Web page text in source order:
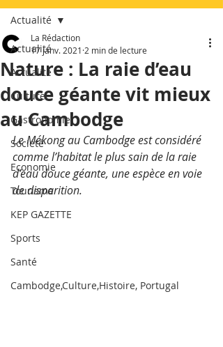
Actualité
Actualité
Culture
Gastronomie
Société
Economie
Tourisme
KEP GAZETTE
Sports
Santé
Cambodge,Culture,Histoire, Portugal
Actualité
Nature : La raie d’eau
douce géante vit mieux
au Cambodge
La Rédaction
17 janv. 2021 2 min de lecture
Le Mékong au Cambodge est considéré
comme l’habitat le plus sain de la raie
d’eau douce géante, une espèce en voie
de disparition.